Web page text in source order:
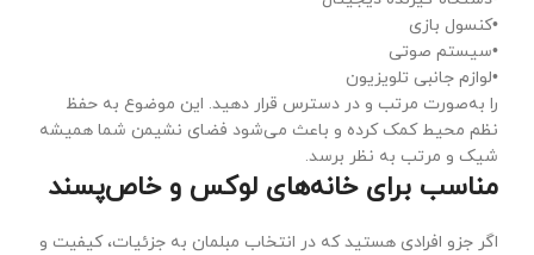
•کنسول بازی
•سیستم صوتی
•لوازم جانبی تلویزیون
را به‌صورت مرتب و در دسترس قرار دهید. این موضوع به حفظ
نظم محیط کمک کرده و باعث می‌شود فضای نشیمن شما همیشه
شیک و مرتب به نظر برسد.
مناسب برای خانه‌های لوکس و خاص‌پسند
اگر جزو افرادی هستید که در انتخاب مبلمان به جزئیات، کیفیت و